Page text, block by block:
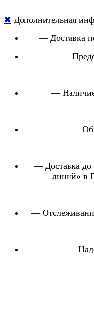
✖ Дополнительная
— Доставка
—
— Наличие
—
— Доставка до
линий» в
—
—